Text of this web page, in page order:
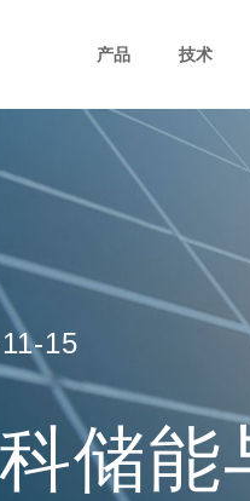
产品 技术
15
储能